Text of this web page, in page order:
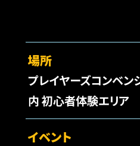
場所
プレイヤーズコンベ
内 初心者体験エリア
イベント